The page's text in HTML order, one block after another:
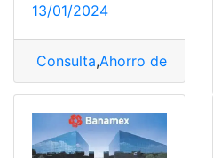
13/01/2024
Consulta,Ahorro de energía